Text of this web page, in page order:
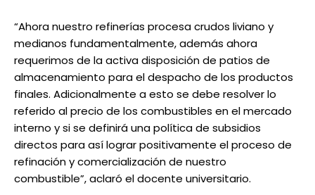
“Ahora nuestro refinerías procesa crudos liviano y
medianos fundamentalmente, además ahora
requerimos de la activa disposición de patios de
almacenamiento para el despacho de los productos
finales. Adicionalmente a esto se debe resolver lo
referido al precio de los combustibles en el mercado
interno y si se definirá una política de subsidios
directos para así lograr positivamente el proceso de
refinación y comercialización de nuestro
combustible”, aclaró el docente universitario.